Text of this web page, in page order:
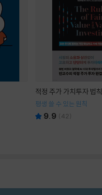
적정 주가 가치투자 법칙
평생 쓸 수 있는 원칙
9.9 (42)